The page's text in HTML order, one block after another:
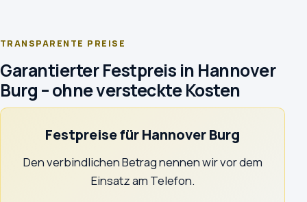
TRANSPARENTE PREISE
Garantierter Festpreis in Hannover
Burg – ohne versteckte Kosten
Festpreise für Hannover Burg
Den verbindlichen Betrag nennen wir vor dem
Einsatz am Telefon.